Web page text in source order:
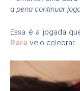
a pena continuar
Essa é a jogada
Rara veio celebrar.